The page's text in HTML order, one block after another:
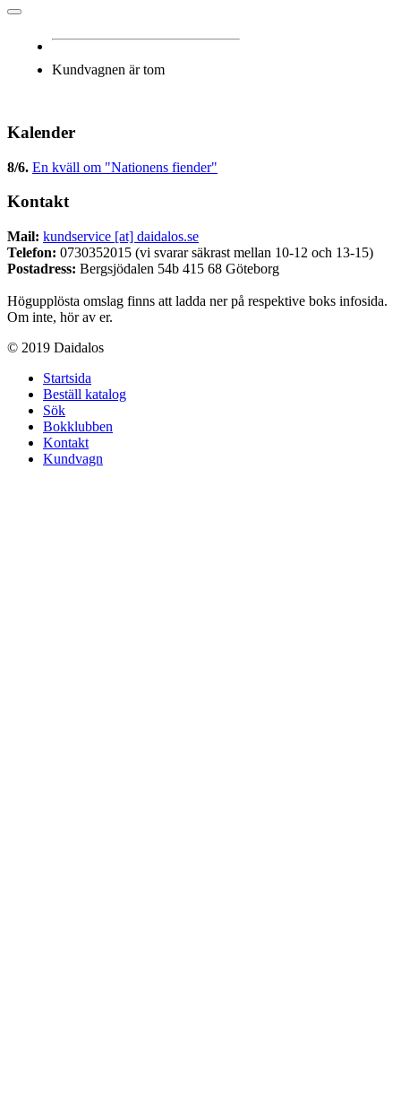
Kundvagnen är tom
Kalender
8/6. En kväll om "Nationens fiender"
Kontakt
Mail: kundservice [at] daidalos.se
Telefon: 0730352015 (vi svarar säkrast mellan 10-12 och 13-15)
Postadress: Bergsjödalen 54b 415 68 Göteborg
Högupplösta omslag finns att ladda ner på respektive boks infosida.
Om inte, hör av er.
© 2019 Daidalos
Startsida
Beställ katalog
Sök
Bokklubben
Kontakt
Kundvagn